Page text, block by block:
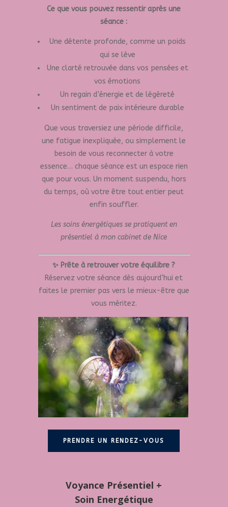
Ce que vous pouvez ressentir après une
séance :
Une détente profonde, comme un poids
qui se lève
Une clarté retrouvée dans vos pensées et
vos émotions
Un regain d’énergie et de légèreté
Un sentiment de paix intérieure durable
Que vous traversiez une période difficile,
une fatigue inexpliquée, ou simplement le
besoin de vous reconnecter à votre
essence… chaque séance est un espace rien
que pour vous. Un moment suspendu, hors
du temps, où votre être tout entier peut
enfin souffler.
Les soins énergétiques se pratiquent en
présentiel à mon cabinet de Nice
✨ Prête à retrouver votre équilibre ?
Réservez votre séance dès aujourd’hui et
faites le premier pas vers le mieux-être que
vous méritez.
PRENDRE UN RENDEZ-VOUS
Voyance Présentiel +
Soin Energétique